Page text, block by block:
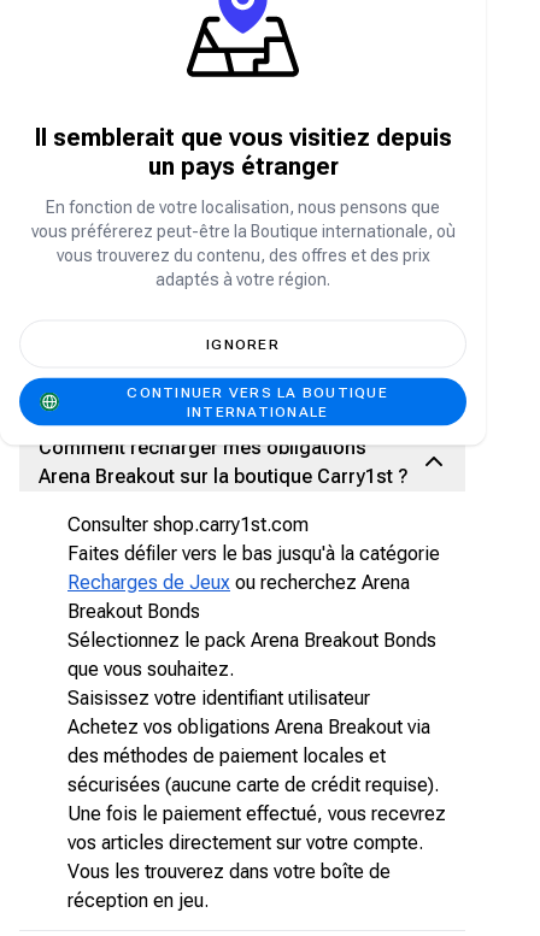
À propos des obligations Arena Breakout
mobile. Plongez dans un monde ouvert mortel
appelé la Dark Zone et incarnez un membre
honorable des forces spéciales ou un hors-la-loi
sans scrupules. Surveillez attentivement vos
signes vitaux grâce au système de santé réaliste
d'Arena Breakout, soignez plus de 10 types de
blessures différents et assurez votre survie.
dans Arena Breakout qui permet d'acheter divers
et des skins.
Comment recharger mes obligations
Arena Breakout sur la boutique Carry1st ?
Consulter shop.carry1st.com
Faites défiler vers le bas jusqu'à la catégorie
Recharges de Jeux ou recherchez Arena
Breakout Bonds
Sélectionnez le pack Arena Breakout Bonds
que vous souhaitez.
Saisissez votre identifiant utilisateur
Achetez vos obligations Arena Breakout via
des méthodes de paiement locales et
sécurisées (aucune carte de crédit requise).
Une fois le paiement effectué, vous recevrez
vos articles directement sur votre compte.
Vous les trouverez dans votre boîte de
réception en jeu.
Il semblerait que vous visitiez depuis
un pays étranger
En fonction de votre localisation, nous pensons que
vous préférerez peut-être la Boutique internationale, où
vous trouverez du contenu, des offres et des prix
adaptés à votre région.
IGNORER
CONTINUER VERS LA BOUTIQUE
INTERNATIONALE